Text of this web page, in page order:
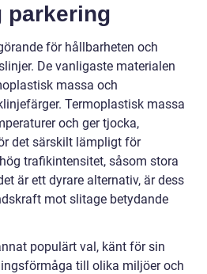
parkering
för hållbarheten och
De vanligaste materialen
massa och
Termoplastisk massa
och ger tjocka,
det särskilt lämpligt för
trafikintensitet, såsom stora
är ett dyrare alternativ, är dess
mot slitage betydande
populärt val, känt för sin
till olika miljöer och